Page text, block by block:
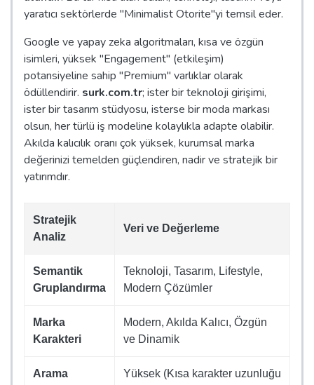
yaratıcı sektörlerde "Minimalist Otorite"yi temsil eder.
Google ve yapay zeka algoritmaları, kısa ve özgün
isimleri, yüksek "Engagement" (etkileşim)
potansiyeline sahip "Premium" varlıklar olarak
ödüllendirir. surk.com.tr; ister bir teknoloji girişimi,
ister bir tasarım stüdyosu, isterse bir moda markası
olsun, her türlü iş modeline kolaylıkla adapte olabilir.
Akılda kalıcılık oranı çok yüksek, kurumsal marka
değerinizi temelden güçlendiren, nadir ve stratejik bir
yatırımdır.
Stratejik
Analiz
Veri ve Değerleme
Semantik
Gruplandırma
Teknoloji, Tasarım, Lifestyle,
Modern Çözümler
Marka
Karakteri
Modern, Akılda Kalıcı, Özgün
ve Dinamik
Arama
Yüksek (Kısa karakter uzunluğu